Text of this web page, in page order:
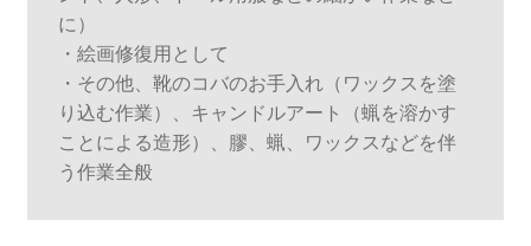
に）
・絵画修復用として
・その他、靴のコバのお手入れ（ワックスを塗
り込む作業）、キャンドルアート（蝋を溶かす
ことによる造形）、膠、蝋、ワックスなどを伴
う作業全般